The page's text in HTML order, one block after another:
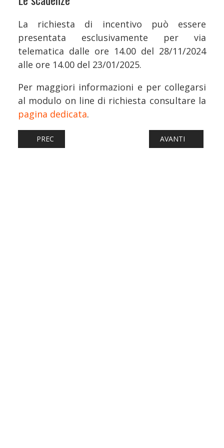
La richiesta di incentivo può essere
presentata esclusivamente per via
telematica dalle ore 14.00 del 28/11/2024
alle ore 14.00 del 23/01/2025.
Per maggiori informazioni e per collegarsi
al modulo on line di richiesta consultare la
pagina dedicata.
ARTICOLO PRECEDENTE: FERROVIE: FUTURO INCERTO
PREC ARTICOLO
AVANTI